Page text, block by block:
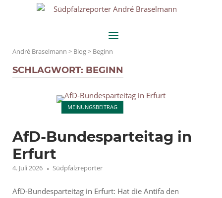
Home
Menu
André Braselmann > Blog> Beginn
SCHLAGWORT: BEGINN
MEINUNGSBEITRAG
Open post
AfD-Bundesparteitag in
Erfurt
4. Juli 2026 Südpfalzreporter
AfD-Bundesparteitag in Erfurt: Hat die Antifa den